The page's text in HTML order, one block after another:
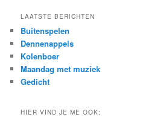
r
h
LAATSTE BERICHTEN
Buitenspelen
Dennenappels
Kolenboer
Maandag met muziek
Gedicht
HIER VIND JE ME OOK: